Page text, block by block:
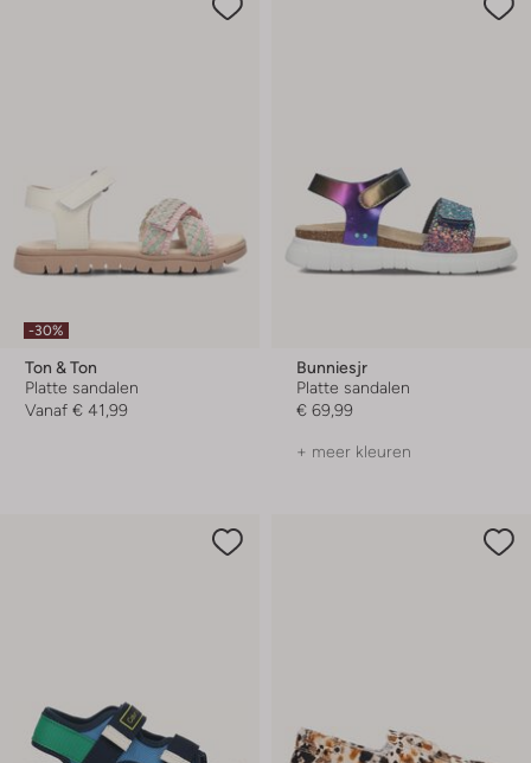
-30%
Ton & Ton
Platte sandalen
Vanaf € 41,99
Bunniesjr
Platte sandalen
€ 69,99
+ meer kleuren